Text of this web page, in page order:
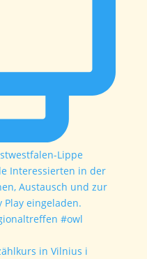
in Vilnius i